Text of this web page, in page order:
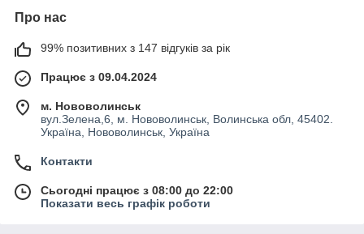
Про нас
99% позитивних з 147 відгуків за рік
Працює з 09.04.2024
м. Нововолинськ
вул.Зелена,6, м. Нововолинськ, Волинська обл, 45402.
Україна, Нововолинськ, Україна
Контакти
Сьогодні працює з 08:00 до 22:00
Показати весь графік роботи